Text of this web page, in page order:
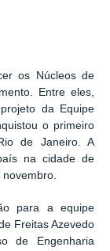
os Núcleos de
Entre eles,
da Equipe
o primeiro
de Janeiro. A
na cidade de
para a equipe
Freitas Azevedo
de Engenharia